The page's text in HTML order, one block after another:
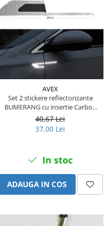
AVEX
Set 2 stickere reflectorizante
BUMERANG cu insertie Carbon
5D, culoare Argintiu
40,67 Lei
37,00 Lei
In stoc
ADAUGA IN COS